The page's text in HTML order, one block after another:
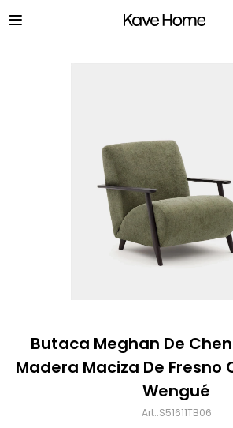

Butaca Meghan De
Madera Maciza De Fresno
Wengué
S51611TB06
Correo electrónico
Mensaje